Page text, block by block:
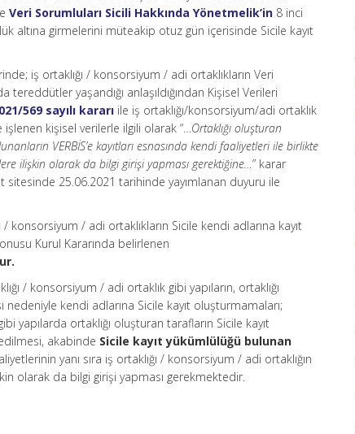
Veri Sorumluları Sicili Hakkında Yönetmelik’in 8 inci
altına girmelerini müteakip otuz gün içerisinde Sicile kayıt
iş ortaklığı / konsorsiyum / adi ortaklıkların Veri
yaşandığı anlaşıldığından Kişisel Verileri
569 sayılı kararı ile iş ortaklığı/konsorsiyum/adi ortaklık
kişisel verilerle ilgili olarak “… Ortaklığı oluşturan
VERBİS’e kayıtları esnasında kendi faaliyetleri ile birlikte
ilişkin olarak da bilgi girişi yapması gerektiğine…” karar
25.06.2021 tarihinde yayımlanan duyuru ile
konsorsiyum / adi ortaklıkların Sicile kendi adlarına kayıt
Kurul Kararında belirlenen
/ konsorsiyum / adi ortaklık gibi yapıların, ortaklığı
kendi adlarına Sicile kayıt oluşturmamaları;
yapılarda ortaklığı oluşturan tarafların Sicile kayıt
akabinde Sicile kayıt yükümlülüğü bulunan
yanı sıra iş ortaklığı / konsorsiyum / adi ortaklığın
olarak da bilgi girişi yapması gerekmektedir.